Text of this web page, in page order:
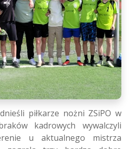
piłkarze nożni ZSiPO w
kadrowych wywalczyli
u aktualnego mistrza